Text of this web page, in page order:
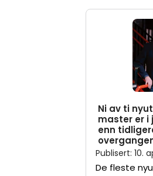
Ni av ti
master er i
enn
Publisert: 10.
De fleste